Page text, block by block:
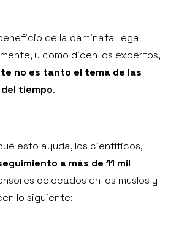
de la caminata llega
y como dicen los expertos,
no es tanto el tema de las
tiempo.
esto ayuda, los científicos,
a más de 11 mil
colocados en los muslos y
lo siguiente: